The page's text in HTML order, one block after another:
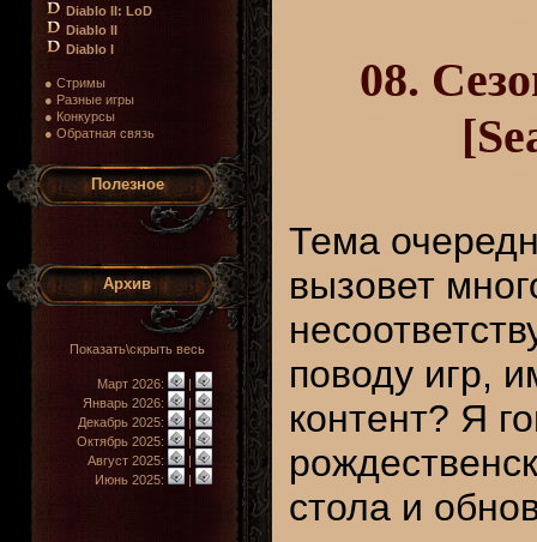
Diablo II: LoD
Diablo II
Diablo I
● Стримы
● Разные игры
● Конкурсы
● Обратная связь
Полезное
Архив
Показать\скрыть весь
Март 2026:
|
Январь 2026:
|
Декабрь 2025:
|
Октябрь 2025:
|
Август 2025:
|
Июнь 2025:
|
08.
Тема
вызовет
поводу игр,
контент? Я
стола и